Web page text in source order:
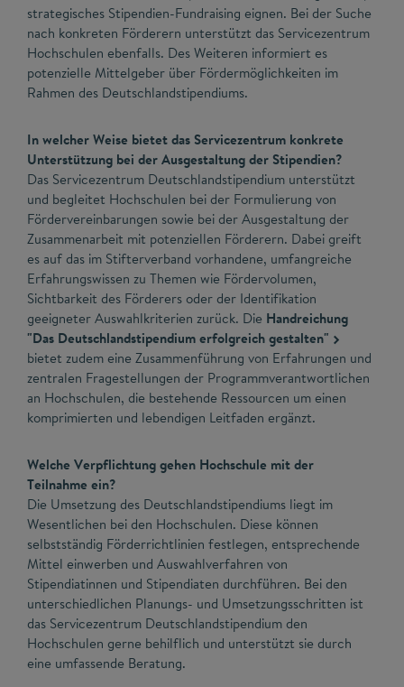
strategisches Stipendien-Fundraising eignen. Bei der Suche
nach konkreten Förderern unterstützt das Servicezentrum
Hochschulen ebenfalls. Des Weiteren informiert es
potenzielle Mittelgeber über Fördermöglichkeiten im
Rahmen des Deutschlandstipendiums.
In welcher Weise bietet das Servicezentrum konkrete
Unterstützung bei der Ausgestaltung der Stipendien?
Das Servicezentrum Deutschlandstipendium unterstützt
und begleitet Hochschulen bei der Formulierung von
Fördervereinbarungen sowie bei der Ausgestaltung der
Zusammenarbeit mit potenziellen Förderern. Dabei greift
es auf das im Stifterverband vorhandene, umfangreiche
Erfahrungswissen zu Themen wie Fördervolumen,
Sichtbarkeit des Förderers oder der Identifikation
geeigneter Auswahlkriterien zurück. Die Handreichung
"Das Deutschlandstipendium erfolgreich gestalten"
bietet zudem eine Zusammenführung von Erfahrungen und
zentralen Fragestellungen der Programmverantwortlichen
an Hochschulen, die bestehende Ressourcen um einen
komprimierten und lebendigen Leitfaden ergänzt.
Welche Verpflichtung gehen Hochschule mit der
Teilnahme ein?
Die Umsetzung des Deutschlandstipendiums liegt im
Wesentlichen bei den Hochschulen. Diese können
selbstständig Förderrichtlinien festlegen, entsprechende
Mittel einwerben und Auswahlverfahren von
Stipendiatinnen und Stipendiaten durchführen. Bei den
unterschiedlichen Planungs- und Umsetzungsschritten ist
das Servicezentrum Deutschlandstipendium den
Hochschulen gerne behilflich und unterstützt sie durch
eine umfassende Beratung.